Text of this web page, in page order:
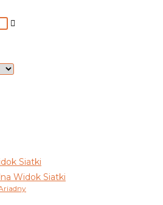
Siatki
Widok Siatki